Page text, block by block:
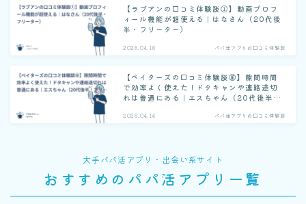
【ラブアンの口コミ体験談①】動画プロフ
ィール機能が超使える｜はなさん（20代後
半・フリーター）
2026.04.16 パパ活アプリの口コミ体験談
【ペイターズの口コミ体験談⑯】隙間時間
で効率よく使えた！ドタキャンや連絡途切
れは普通にある｜エスちゃん（20代後半・
2026.04.14 パパ活アプリの口コミ体験談
大手パパ活アプリ・出会い系サイト
おすすめのパパ活アプリ一覧